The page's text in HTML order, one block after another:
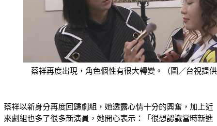
蔡祥以新身分再度回歸劇組，她透露心情十分的興奮，加上近